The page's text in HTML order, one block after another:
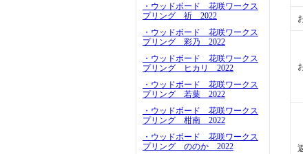
・ウッドボード 花咲ワークス
プリング 祈 2022
・ウッドボード 花咲ワークス
プリング 彩乃 2022
・ウッドボード 花咲ワークス
プリング ヒカリ 2022
・ウッドボード 花咲ワークス
プリング 若葉 2022
・ウッドボード 花咲ワークス
プリング 柑南 2022
・ウッドボード 花咲ワークス
プリング ののか 2022